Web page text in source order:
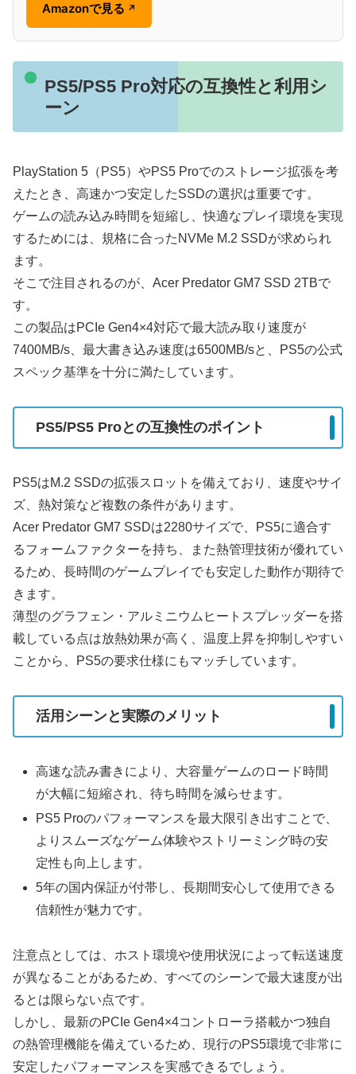
Amazonで見る ↗
PS5/PS5 Pro対応の互換性と利用シ
ーン
PlayStation 5（PS5）やPS5 Proでのストレージ拡張を考
えたとき、高速かつ安定したSSDの選択は重要です。
ゲームの読み込み時間を短縮し、快適なプレイ環境を実現
するためには、規格に合ったNVMe M.2 SSDが求められ
ます。
そこで注目されるのが、Acer Predator GM7 SSD 2TBで
す。
この製品はPCIe Gen4×4対応で最大読み取り速度が
7400MB/s、最大書き込み速度は6500MB/sと、PS5の公式
スペック基準を十分に満たしています。
PS5/PS5 Proとの互換性のポイント
PS5はM.2 SSDの拡張スロットを備えており、速度やサイ
ズ、熱対策など複数の条件があります。
Acer Predator GM7 SSDは2280サイズで、PS5に適合す
るフォームファクターを持ち、また熱管理技術が優れてい
るため、長時間のゲームプレイでも安定した動作が期待で
きます。
薄型のグラフェン・アルミニウムヒートスプレッダーを搭
載している点は放熱効果が高く、温度上昇を抑制しやすい
ことから、PS5の要求仕様にもマッチしています。
活用シーンと実際のメリット
高速な読み書きにより、大容量ゲームのロード時間
が大幅に短縮され、待ち時間を減らせます。
PS5 Proのパフォーマンスを最大限引き出すことで、
よりスムーズなゲーム体験やストリーミング時の安
定性も向上します。
5年の国内保証が付帯し、長期間安心して使用できる
信頼性が魅力です。
注意点としては、ホスト環境や使用状況によって転送速度
が異なることがあるため、すべてのシーンで最大速度が出
るとは限らない点です。
しかし、最新のPCIe Gen4×4コントローラ搭載かつ独自
の熱管理機能を備えているため、現行のPS5環境で非常に
安定したパフォーマンスを実感できるでしょう。